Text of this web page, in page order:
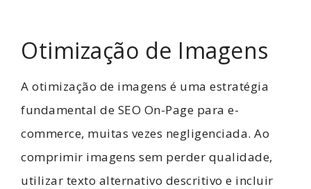
Otimização de Imagens
A otimização de imagens é uma estratégia
fundamental de SEO On-Page para e-
commerce, muitas vezes negligenciada. Ao
comprimir imagens sem perder qualidade,
utilizar texto alternativo descritivo e incluir